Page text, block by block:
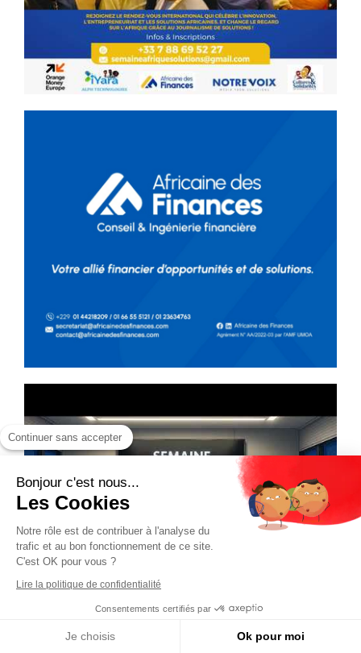
Continuer sans accepter
Bonjour c'est nous...
Les Cookies
Notre rôle est de contribuer à l'analyse du
trafic et au bon fonctionnement de ce site.
C'est OK pour vous ?
Lire la politique de confidentialité
Consentements certifiés par
Je choisis Ok pour moi